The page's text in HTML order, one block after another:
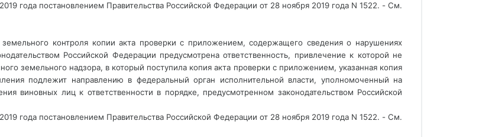
года постановлением Правительства Российской Федерации от 28 ноября 2019 года N 1522. - См.
контроля копии акта проверки с приложением, содержащего сведения о нарушениях
Российской Федерации предусмотрена ответственность, привлечение к которой не
земельного надзора, в который поступила копия акта проверки с приложением, указанная копия
подлежит направлению в федеральный орган исполнительной власти, уполномоченный на
виновных лиц к ответственности в порядке, предусмотренном законодательством Российской
года постановлением Правительства Российской Федерации от 28 ноября 2019 года N 1522. - См.